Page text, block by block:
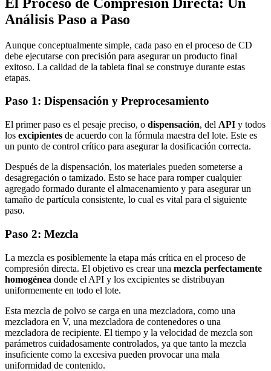
Análisis Paso a Paso
Aunque conceptualmente simple, cada paso en el proceso de CD
debe ejecutarse con precisión para asegurar un producto final
exitoso. La calidad de la tableta final se construye durante estas
etapas.
Paso 1: Dispensación y Preprocesamiento
El primer paso es el pesaje preciso, o dispensación, del API y todos
los excipientes de acuerdo con la fórmula maestra del lote. Este es
un punto de control crítico para asegurar la dosificación correcta.
Después de la dispensación, los materiales pueden someterse a
desagregación o tamizado. Esto se hace para romper cualquier
agregado formado durante el almacenamiento y para asegurar un
tamaño de partícula consistente, lo cual es vital para el siguiente
paso.
Paso 2: Mezcla
La mezcla es posiblemente la etapa más crítica en el proceso de
compresión directa. El objetivo es crear una mezcla perfectamente
homogénea donde el API y los excipientes se distribuyan
uniformemente en todo el lote.
Esta mezcla de polvo se carga en una mezcladora, como una
mezcladora en V, una mezcladora de contenedores o una
mezcladora de recipiente. El tiempo y la velocidad de mezcla son
parámetros cuidadosamente controlados, ya que tanto la mezcla
insuficiente como la excesiva pueden provocar una mala
uniformidad de contenido.